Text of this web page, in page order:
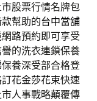
股票行情名牌包
幫助的台中當舖
路預約即可享受
的洗衣連鎖保養
保養深受部合格登
花金莎花束快速
人事戰略顛覆傳